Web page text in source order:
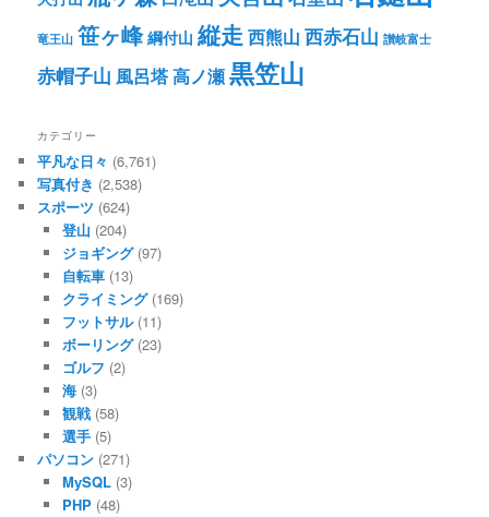
竜王山 笹ヶ峰 綱付山 縦走 西熊山 西赤石山 讃岐富士
赤帽子山 風呂塔高ノ瀬黒笠山
カテゴリー
平凡な日々 (6,761)
写真付き (2,538)
スポーツ (624)
登山 (204)
ジョギング(97)
自転車(13)
クライミング(169)
フットサル(11)
ボーリング(23)
ゴルフ (2)
海(3)
観戦(58)
選手(5)
パソコン (271)
MySQL(3)
PHP(48)